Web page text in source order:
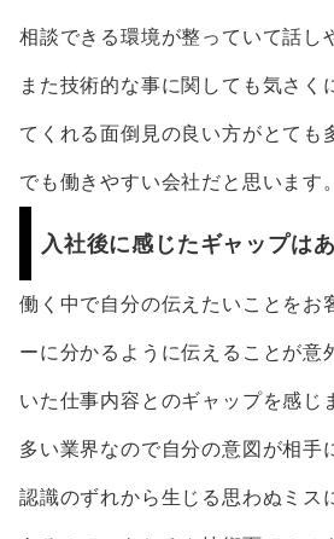
相談できる環境が整っていて話し
また技術的な事に関しても気さく
てくれる面倒見の良い方がとても
でも働きやすい会社だと思います。
入社後に感じたギャップは
働く中で自分の伝えたいことをお
ーに分かるように伝えることが意
いた仕事内容とのギャップを感じ
多い業界なので自分の意図が相手
認識のずれから生じる思わぬミス